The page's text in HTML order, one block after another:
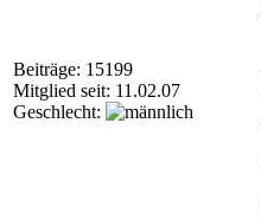
Beiträge: 15199
Mitglied seit: 11.02.07
Geschlecht: